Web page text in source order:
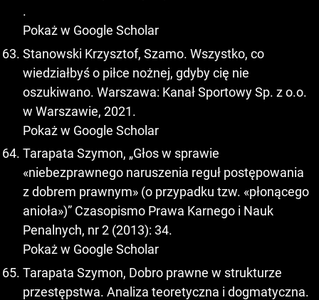
.
Pokaż w Google Scholar
Stanowski Krzysztof, Szamo. Wszystko, co
wiedziałbyś o piłce nożnej, gdyby cię nie
oszukiwano. Warszawa: Kanał Sportowy Sp. z o.o.
w Warszawie, 2021.
Pokaż w Google Scholar
Tarapata Szymon, „Głos w sprawie
«niebezprawnego naruszenia reguł postępowania
z dobrem prawnym» (o przypadku tzw. «płonącego
anioła»)” Czasopismo Prawa Karnego i Nauk
Penalnych, nr 2 (2013): 34.
Pokaż w Google Scholar
Tarapata Szymon, Dobro prawne w strukturze
przestępstwa. Analiza teoretyczna i dogmatyczna.